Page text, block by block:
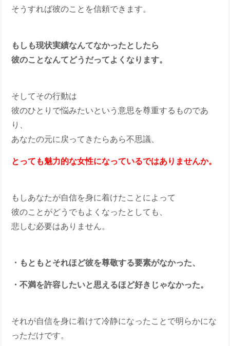
そうすれば彼のことを信頼できます。
もしも現状実績なんてなかったとしたら
彼のことなんてどうだってよくなります。
そしてその行動は
彼のひとりで悩みたいという意思を尊重するものであ
り、
あなたの元に戻ってきたらあら不思議、
とっても魅力的な女性になっているではありませんか。
もしあなたが自信を身に着けたことによって
彼のことがどうでもよくなったとしても、
悲しむ必要はありません。
・もともとそれほど彼を尊敬する要素がなかった、
・不満を許容したいと思えるほど好きじゃなかった。
それが自信を身に着けて冷静になったことで明らかにな
っただけです。